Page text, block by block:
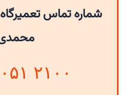
شماره تماس
۰۹۳۰